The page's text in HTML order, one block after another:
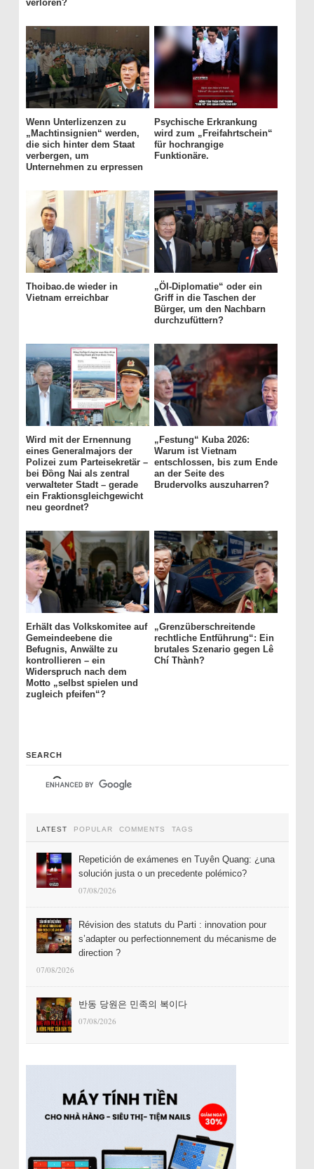
verloren?
Wenn Unterlizenzen zu
„Machtinsignien“ werden,
die sich hinter dem Staat
verbergen, um
Unternehmen zu erpressen
Psychische Erkrankung
wird zum „Freifahrtschein“
für hochrangige
Funktionäre.
Thoibao.de wieder in
Vietnam erreichbar
„Öl-Diplomatie“ oder ein
Griff in die Taschen der
Bürger, um den Nachbarn
durchzufüttern?
Wird mit der Ernennung
eines Generalmajors der
Polizei zum Parteisekretär –
bei Đồng Nai als zentral
verwalteter Stadt – gerade
ein Fraktionsgleichgewicht
neu geordnet?
„Festung“ Kuba 2026:
Warum ist Vietnam
entschlossen, bis zum Ende
an der Seite des
Brudervolks auszuharren?
Erhält das Volkskomitee auf
Gemeindeebene die
Befugnis, Anwälte zu
kontrollieren – ein
Widerspruch nach dem
Motto „selbst spielen und
zugleich pfeifen“?
„Grenzüberschreitende
rechtliche Entführung“: Ein
brutales Szenario gegen Lê
Chí Thành?
SEARCH
LATEST POPULAR COMMENTS TAGS
Repetición de exámenes en Tuyên Quang: ¿una
solución justa o un precedente polémico?
07/08/2026
Révision des statuts du Parti : innovation pour
s’adapter ou perfectionnement du mécanisme de
direction ?
07/08/2026
반동 당원은 민족의 복이다
07/08/2026